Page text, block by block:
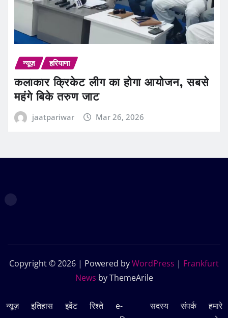
न्यूज़ हरियाणा
कलाकार क्रिकेट लीग का होगा आयोजन, सबसे
महंगे बिके तरुण जाट
jaatpariwar Mar 26, 2026
Copyright © 2026 | Powered byWordPress | Frankfurt
News by ThemeArile
न्यूज़ इतिहास इवेंट रिश्ते
e-
सदस्‍य संपर्क
हमारे